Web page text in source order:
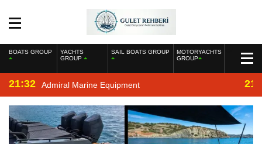
BOATS GROUP
YACHTS
GROUP
SAIL BOATS GROUP
MOTORYACHTS
GROUP
21:32 Admiral Marine Equipment